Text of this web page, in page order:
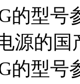
的型号
源的
的型号